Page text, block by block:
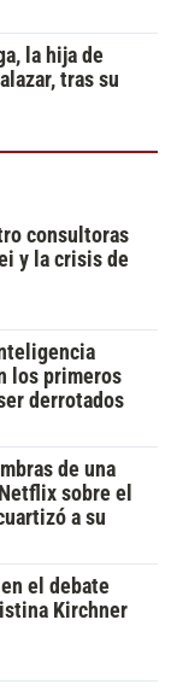
la hija de
tras su
consultoras
y la crisis de
los primeros
derrotados
de una
sobre el
a su
el debate
Kirchner